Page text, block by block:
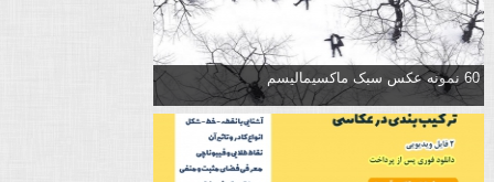
60 نمونه عکس سبک ماکسیمالیسم